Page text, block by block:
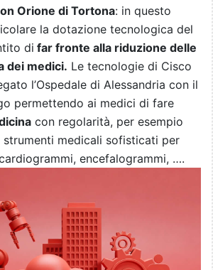
Orione di Tortona: in questo
la dotazione tecnologica del
di far fronte alla riduzione delle
dei medici. Le tecnologie di Cisco
l’Ospedale di Alessandria con il
permettendo ai medici di fare
con regolarità, per esempio
strumenti medicali sofisticati per
encefalogrammi, ….